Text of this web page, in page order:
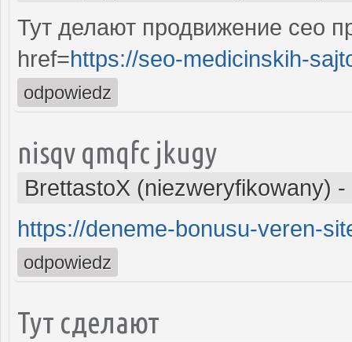
Тут делают продвижение сео
href=https://seo-medicinskih-
odpowiedz
nisqv qmqfc jkugy
BrettastoX (niezweryfikowany) -
https://deneme-bonusu-veren-
odpowiedz
Тут сделают